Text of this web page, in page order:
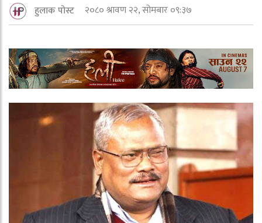
हुलाक पोस्ट २०८० श्रावण २२, सोमबार ०९:३७